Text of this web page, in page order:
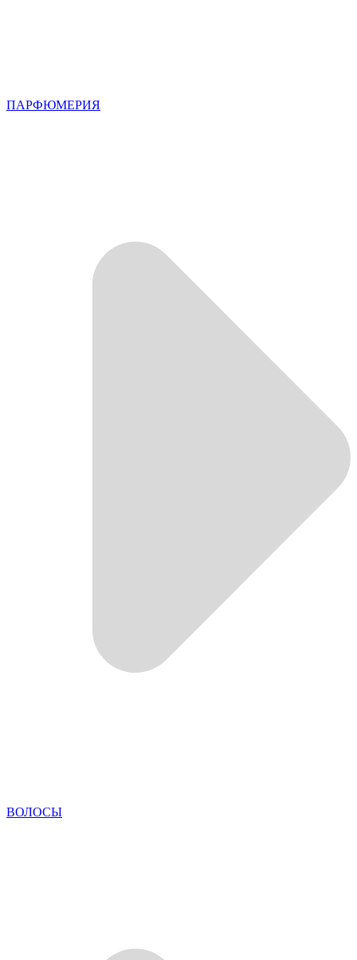
ПАРФЮМЕРИЯ
ВОЛОСЫ